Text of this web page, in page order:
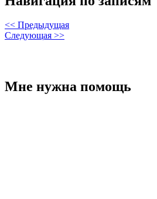
<< Предыдущая
Следующая >>
Мне нужна помощь